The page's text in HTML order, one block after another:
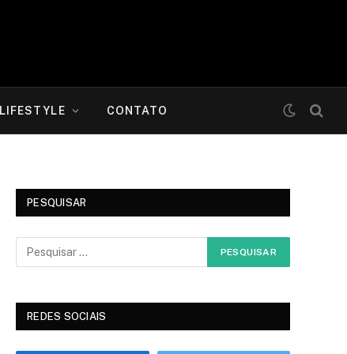
LIFESTYLE CONTATO
PESQUISAR
REDES SOCIAIS